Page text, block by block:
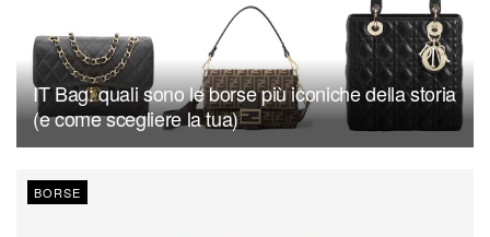
IT Bag: quali sono le borse più iconiche della storia
(e come scegliere la tua)
BORSE